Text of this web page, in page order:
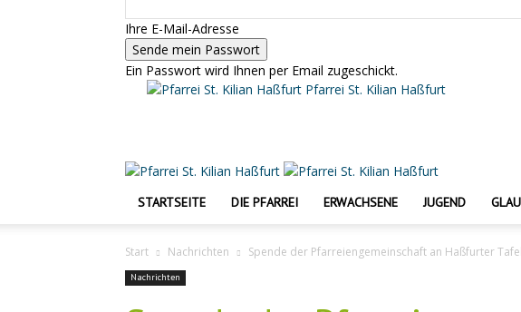
Ihre E-Mail-Adresse
Ein Passwort wird Ihnen per Email zugeschickt.
Pfarrei St. Kilian Haßfurt
STARTSEITE DIE PFARREI ERWACHSENE JUGEND
Start Nachrichten Spende der Pfarreiengemeinschaft an Haßfurter
Nachrichten